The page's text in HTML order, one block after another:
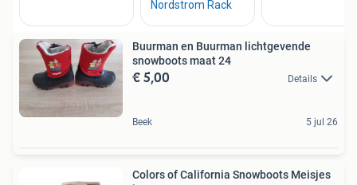
Buurman en Buurman lichtgevende
snowboots maat 24
€ 5,00 Details
Beek 5 jul 26
Colors of California Snowboots Meisjes